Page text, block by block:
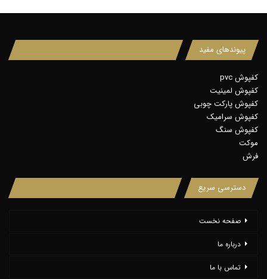
پیوندهای مفید
کفپوش pvc
کفپوش لمینیت
کفپوش پارکت چوبی
کفپوش سرامیک
کفپوش سنگ
موکت
فرش
دسترسی سریع
صفحه نخست
درباره ما
تماس با ما